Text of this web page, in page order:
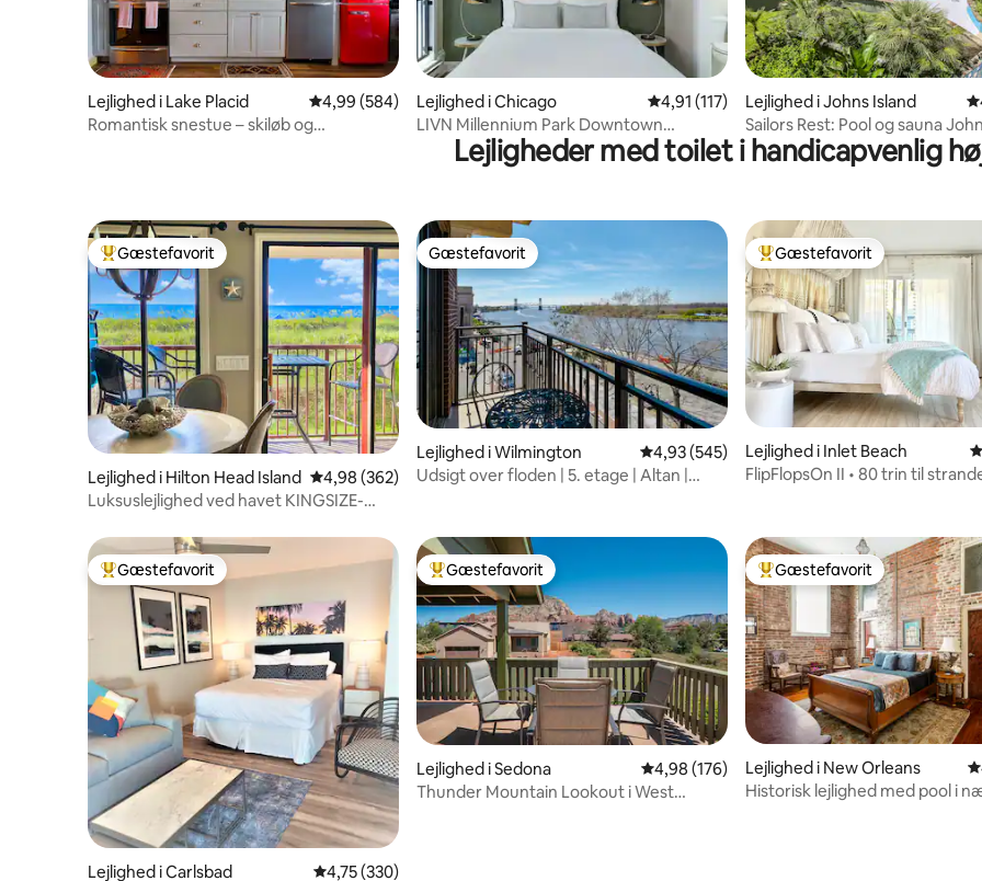
Lejlighed i Lake Placid 4,99 ud af 5 i gennemsnitlig bedømmelse, 584 omtaler
4,99 (584)
Romantisk snestue – skiløb og
Lejlighed i Chicago 4,91 ud af 5 i gennemsnitlig bedømmelse,
4,91 (117)
LIVN Millennium Park Downtown
Chicago 1 soveværelse
Lejlighed i Johns Island
Sailors Rest: Pool og sauna
SC Retreat
Lejligheder med toilet i handicapvenlig
Bedste gæstefavorit
Gæstefavorit
Lejlighed i Hilton Head Island 4,98 ud af 5 i gennemsnitlig bedømmelse, 362 omtaler
4,98 (362)
Luksuslejlighed ved havet KINGSIZE-
Gæstefavorit
Gæstefavorit
Lejlighed i Wilmington 4,93 ud af 5 i gennemsnitlig bedømmelse,
4,93 (545)
Udsigt over floden | 5. etage | Altan |
Bedste gæstefavorit
Gæstefavorit
Lejlighed i Inlet Beach
FlipFlopsOn II • 80 trin til
Bedste gæstefavorit
Gæstefavorit
Lejlighed i Carlsbad 4,75 ud af 5 i gennemsnitlig bedømmelse, 330 omtaler
4,75 (330)
Bedste gæstefavorit
Gæstefavorit
Lejlighed i Sedona 4,98 ud af 5 i gennemsnitlig bedømmelse,
4,98 (176)
Thunder Mountain Lookout i West
Bedste gæstefavorit
Gæstefavorit
Lejlighed i New Orleans
Historisk lejlighed med pool i